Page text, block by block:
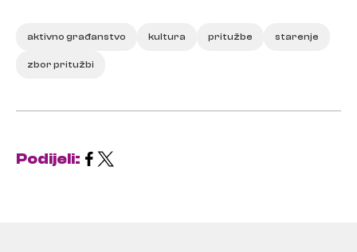
aktivno građanstvo kultura pritužbe starenje
zbor pritužbi
Podijeli: